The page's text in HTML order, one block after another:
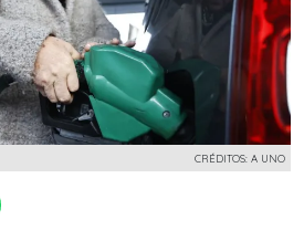
CRÉDITOS: A UNO